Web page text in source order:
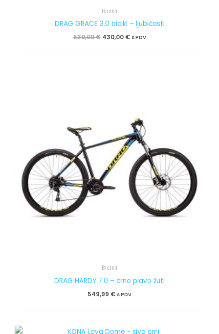
Bicikli
DRAG GRACE 3.0 bicikl – ljubičasti
530,00€ 430,00 € s PDV
Bicikli
DRAG HARDY 7.0 – crno plavo žuti
549,99 € s PDV
Izvorna
Trenutna